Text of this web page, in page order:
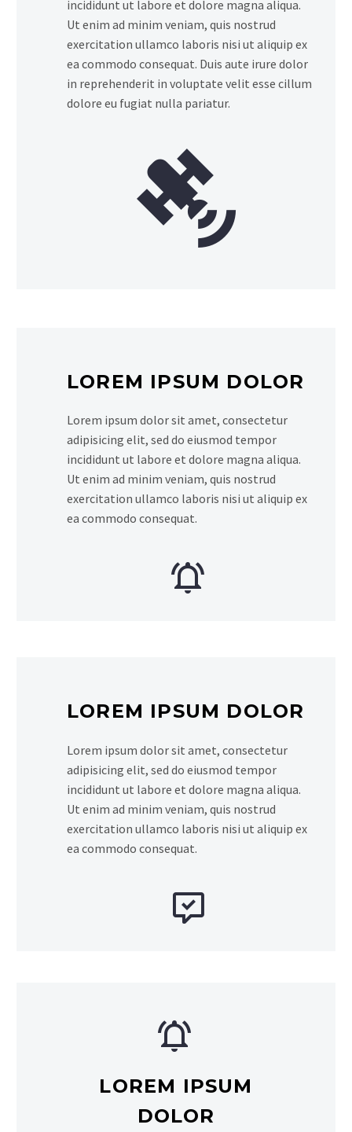
incididunt ut labore et dolore magna aliqua.
Ut enim ad minim veniam, quis nostrud
exercitation ullamco laboris nisi ut aliquip ex
ea commodo consequat. Duis aute irure dolor
in reprehenderit in voluptate velit esse cillum
dolore eu fugiat nulla pariatur.


LOREM IPSUM DOLOR
Lorem ipsum dolor sit amet, consectetur
adipisicing elit, sed do eiusmod tempor
incididunt ut labore et dolore magna aliqua.
Ut enim ad minim veniam, quis nostrud
exercitation ullamco laboris nisi ut aliquip ex
ea commodo consequat.


LOREM IPSUM DOLOR
Lorem ipsum dolor sit amet, consectetur
adipisicing elit, sed do eiusmod tempor
incididunt ut labore et dolore magna aliqua.
Ut enim ad minim veniam, quis nostrud
exercitation ullamco laboris nisi ut aliquip ex
ea commodo consequat.




LOREM IPSUM
DOLOR